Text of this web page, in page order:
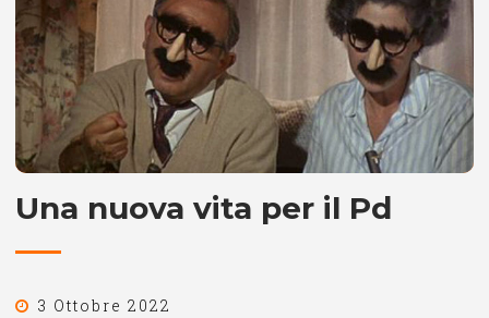
Una nuova vita per il Pd
3 Ottobre 2022